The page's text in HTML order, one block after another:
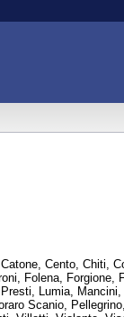
Cento, Chiti,
Folena, Forgione,
Lumia, Mancini,
Scanio,